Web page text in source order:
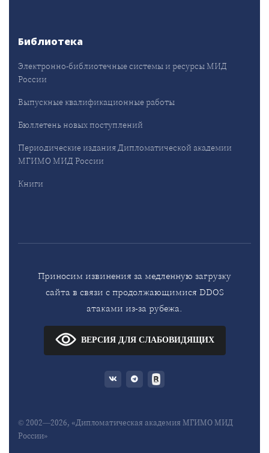
Библиотека
Электронно-библиотечные системы и ресурсы МИД
России
Выпускные квалификационные работы
Бюллетень новых поступлений
Периодические издания Дипломатической академии
МГИМО МИД России
Книги
Приносим извинения за медленную загрузку
сайта в связи с продолжающимися DDOS
атаками из-за рубежа.
ВЕРСИЯ ДЛЯ СЛАБОВИДЯЩИХ
© 2002—2026, «Дипломатическая академия МГИМО МИД
России»